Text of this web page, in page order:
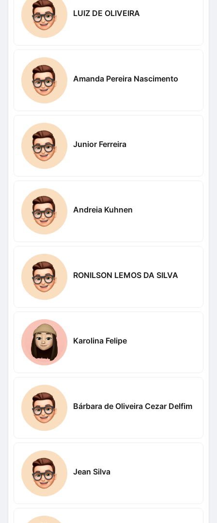
LUIZ DE OLIVEIRA
Amanda Pereira Nascimento
Junior Ferreira
Andreia Kuhnen
RONILSON LEMOS DA SILVA
Karolina Felipe
Bárbara de Oliveira Cezar Delfim
Jean Silva